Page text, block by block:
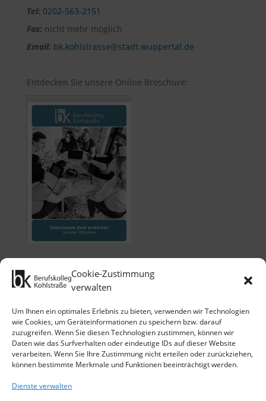
Cookie-Zustimmung
verwalten
Um Ihnen ein optimales Erlebnis zu bieten, verwenden wir Technologien
wie Cookies, um Geräteinformationen zu speichern bzw. darauf
zuzugreifen. Wenn Sie diesen Technologien zustimmen, können wir
Daten wie das Surfverhalten oder eindeutige IDs auf dieser Website
verarbeiten. Wenn Sie Ihre Zustimmung nicht erteilen oder zurückziehen,
können bestimmte Merkmale und Funktionen beeinträchtigt werden.
Dienste verwalten
Tel: 0202-563-2151
Fax:nicht mehr möglich
Email: bk.kohlstrasse@stadt.wuppertal.de
Entdecken Sie unsere Online Broschüre:
Klicken Sie auf 'Ich stimme zu', um
Google maps zu nutzen.
Cookie-Richtlinie